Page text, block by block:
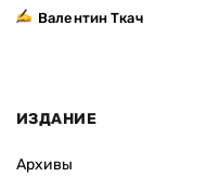
Валентин Ткач
ИЗДАНИЕ
Архивы